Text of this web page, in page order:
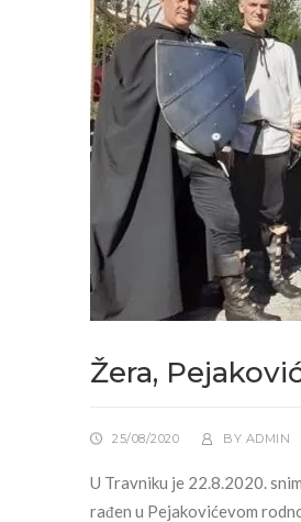
Žera,
25/08/2020 BY ADMIN
U Travniku je 22.8.2020.
rađen u Pejakovićevom